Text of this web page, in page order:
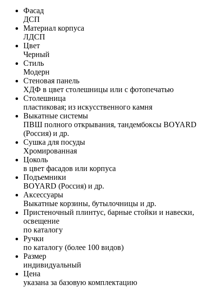
Фасад
ДСП
Материал корпуса
ЛДСП
Цвет
Черный
Стиль
Модерн
Стеновая панель
ХДФ в цвет столешницы или с фотопечатью
Столешница
пластиковая; из искусственного камня
Выкатные системы
ПВШ полного открывания, тандембоксы BOYARD
(Россия) и др.
Сушка для посуды
Хромированная
Цоколь
в цвет фасадов или корпуса
Подъемники
BOYARD (Россия) и др.
Аксессуары
Выкатные корзины, бутылочницы и др.
Пристеночный плинтус, барные стойки и навески,
освещение
по каталогу
Ручки
по каталогу (более 100 видов)
Размер
индивидуальный
Цена
указана за базовую комплектацию